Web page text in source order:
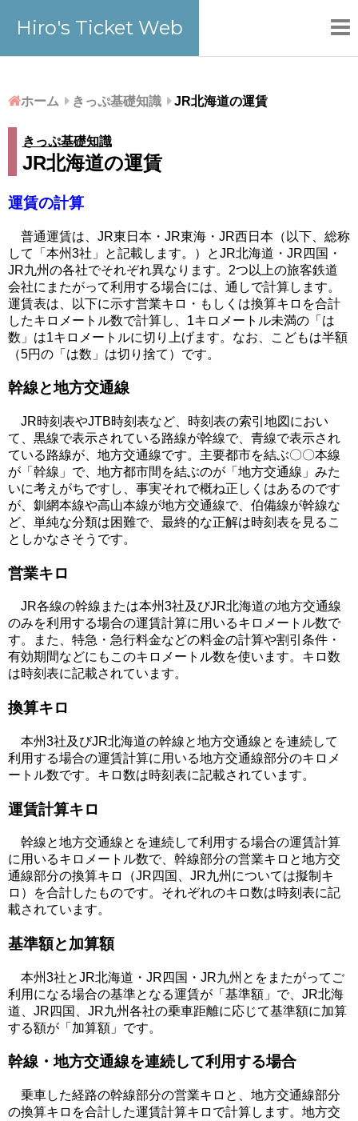
Hiro's Ticket Web
ホーム きっぷ基礎知識 JR北海道の運賃
きっぷ基礎知識
JR北海道の運賃
運賃の計算
普通運賃は、JR東日本・JR東海・JR西日本（以下、総称
して「本州3社」と記載します。）とJR北海道・JR四国・
JR九州の各社でそれぞれ異なります。2つ以上の旅客鉄道
会社にまたがって利用する場合には、通しで計算します。
運賃表は、以下に示す営業キロ・もしくは換算キロを合計
したキロメートル数で計算し、1キロメートル未満の「は
数」は1キロメートルに切り上げます。なお、こどもは半額
（5円の「は数」は切り捨て）です。
幹線と地方交通線
JR時刻表やJTB時刻表など、時刻表の索引地図におい
て、黒線で表示されている路線が幹線で、青線で表示され
ている路線が、地方交通線です。主要都市を結ぶ〇〇本線
が「幹線」で、地方都市間を結ぶのが「地方交通線」みた
いに考えがちですし、事実それで概ね正しくはあるのです
が、釧網本線や高山本線が地方交通線で、伯備線が幹線な
ど、単純な分類は困難で、最終的な正解は時刻表を見るこ
としかなさそうです。
営業キロ
JR各線の幹線または本州3社及びJR北海道の地方交通線
のみを利用する場合の運賃計算に用いるキロメートル数で
す。また、特急・急行料金などの料金の計算や割引条件・
有効期間などにもこのキロメートル数を使います。キロ数
は時刻表に記載されています。
換算キロ
本州3社及びJR北海道の幹線と地方交通線とを連続して
利用する場合の運賃計算に用いる地方交通線部分のキロメ
ートル数です。キロ数は時刻表に記載されています。
運賃計算キロ
幹線と地方交通線とを連続して利用する場合の運賃計算
に用いるキロメートル数で、幹線部分の営業キロと地方交
通線部分の換算キロ（JR四国、JR九州については擬制キ
ロ）を合計したものです。それぞれのキロ数は時刻表に記
載されています。
基準額と加算額
本州3社とJR北海道・JR四国・JR九州とをまたがってご
利用になる場合の基準となる運賃が「基準額」で、JR北海
道、JR四国、JR九州各社の乗車距離に応じて基準額に加算
する額が「加算額」です。
幹線・地方交通線を連続して利用する場合
乗車した経路の幹線部分の営業キロと、地方交通線部分
の換算キロを合計した運賃計算キロで計算します。地方交